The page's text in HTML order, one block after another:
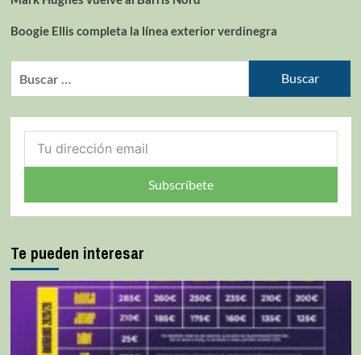
Boogie Ellis completa la línea exterior verdinegra
Subscríbete
Te pueden interesar